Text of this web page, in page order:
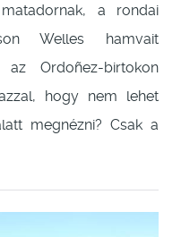
a rondai
Welles hamvait
az Ordoñez-birtokon
hogy nem lehet
megnézni? Csak a